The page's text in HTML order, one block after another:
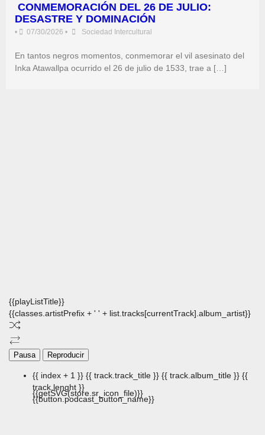
CONMEMORACIÓN DEL 26 DE JULIO:
DESASTRE Y DOMINACIÓN
• 07/30/2026 • Sociedad Intercultural
En tantos negros momentos, conmemorar el vil asesinato del
Inka Atawallpa ocurrido el 26 de julio de 1533, trae a […]
{{playListTitle}}
{{classes.artistPrefix + ' ' + list.tracks[currentTrack].album_artist}}
Pausa Reproducir
{{ index + 1 }} {{ track.track_title }} {{ track.album_title }} {{
track.lenght }}
{{getSVG(store.sr_icon_file)}}
{{button.podcast_button_name}}